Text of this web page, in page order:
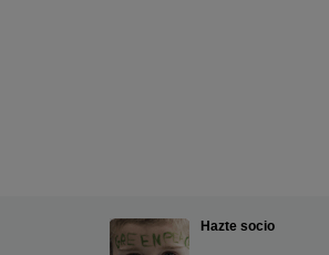
Hazte socio